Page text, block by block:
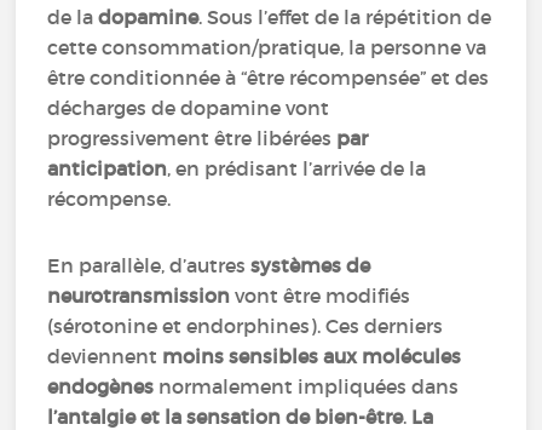
de ladopamine. Sous l’effet de la répétition de
cette consommation/pratique, la personne va
être conditionnée à “être récompensée” et des
décharges de dopamine vont
progressivement être libérées par
anticipation, en prédisant l’arrivée de la
récompense.
En parallèle, d’autres systèmes de
neurotransmission vont être modifiés
(sérotonine et endorphines). Ces derniers
deviennent moins sensibles aux molécules
endogènes normalement impliquées dans
l’antalgie et la sensation de bien-être. La